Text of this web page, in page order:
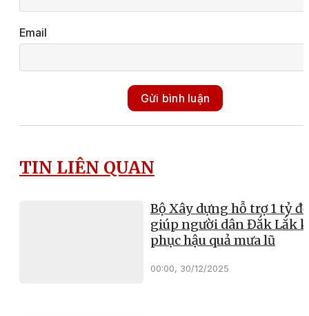
Email
Gửi bình luận
TIN LIÊN QUAN
Bộ Xây dựng hỗ trợ 1 tỷ
giúp người dân Đắk Lắk
phục hậu quả mưa lũ
00:00, 30/12/2025